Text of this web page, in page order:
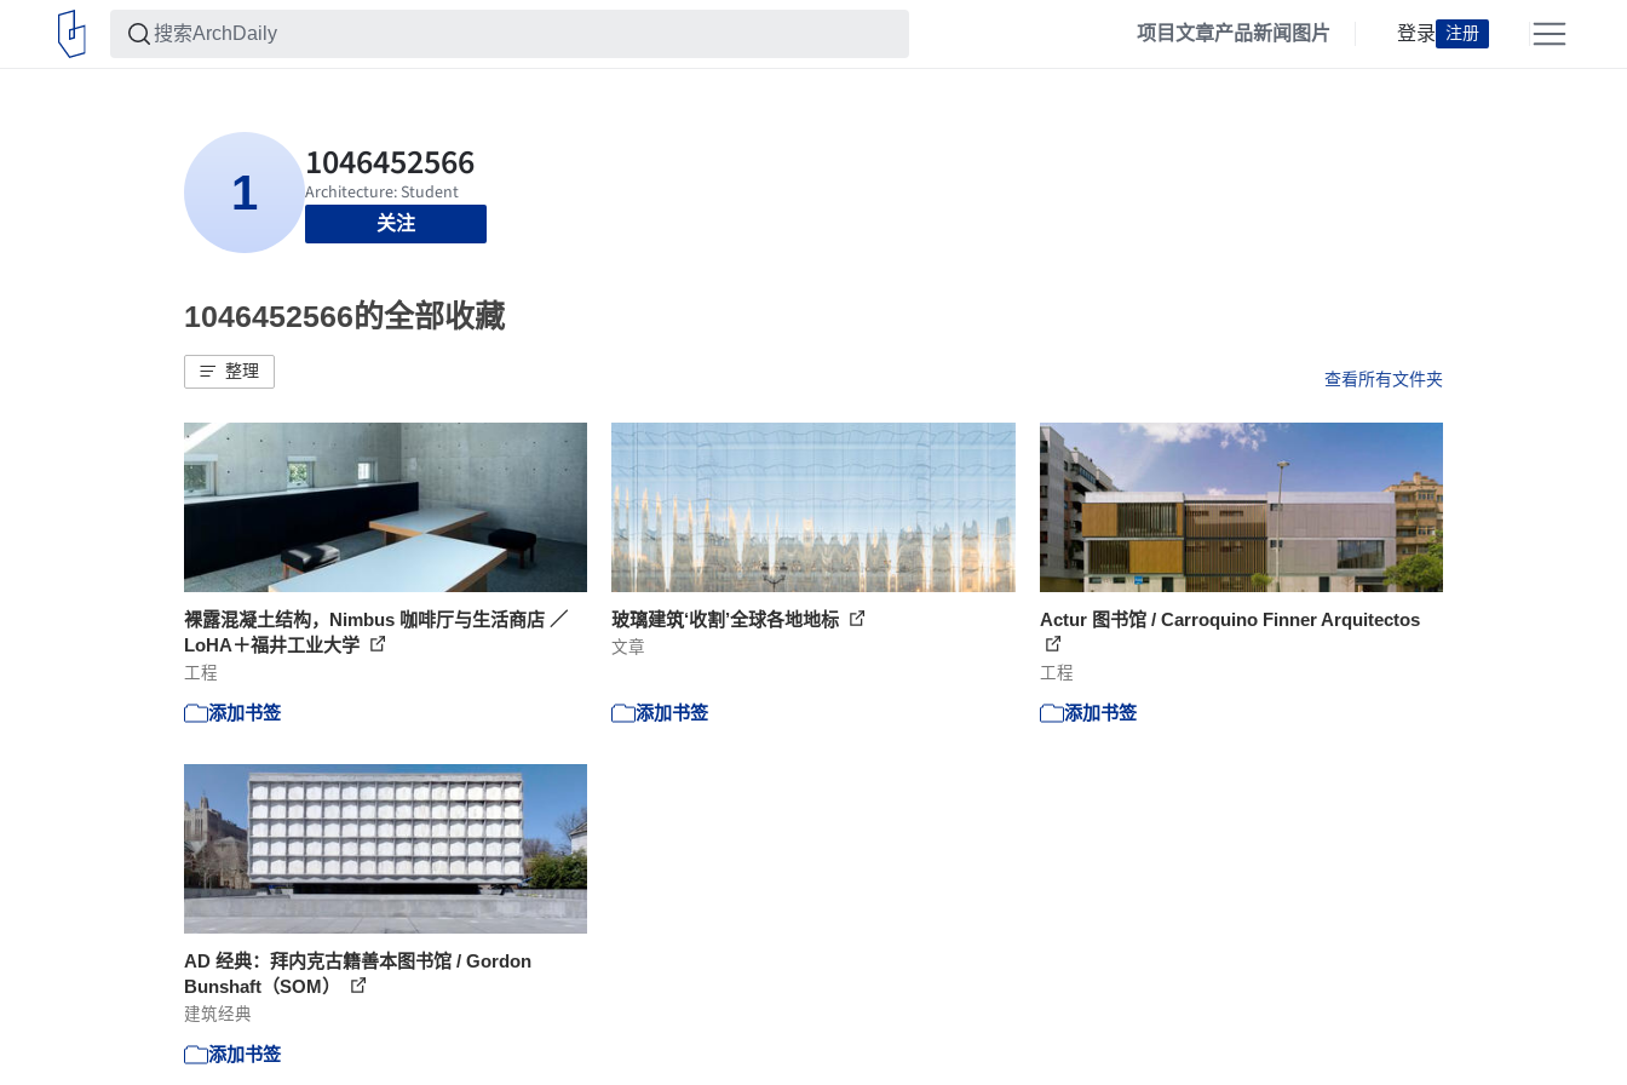
项目文章产品新闻 图片 登录 注册
关注
1046452566的全部收藏
整理 查看所有文件夹
裸露混凝土结构，Nimbus 咖啡厅与生活商店 ／
LoHA＋福井工业大学
工程
添加书签
玻璃建筑‘收割’全球各地地标
文章
添加书签
Actur 图书馆 / Carroquino Finner Arquitectos
工程
添加书签
AD 经典：拜内克古籍善本图书馆 / Gordon
Bunshaft（SOM）
建筑经典
添加书签